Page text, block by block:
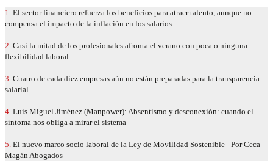
1. El sector financiero refuerza los beneficios para atraer talento, aunque no
compensa el impacto de la inflación en los salarios
2. Casi la mitad de los profesionales afronta el verano con poca o ninguna
flexibilidad laboral
3. Cuatro de cada diez empresas aún no están preparadas para la transparencia
salarial
4. Luis Miguel Jiménez (Manpower): Absentismo y desconexión: cuando el
síntoma nos obliga a mirar el sistema
5. El nuevo marco socio laboral de la Ley de Movilidad Sostenible - Por Ceca
Magán Abogados